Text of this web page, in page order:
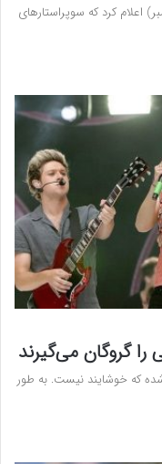
موسیقی آمریکایی روز دوشنبه (8 نوامبر) اعلام کرد که سوپراستارهای
گروگان می‌گیرند
که خوشایند نیست. به طور